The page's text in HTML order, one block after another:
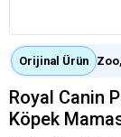
Orijinal Ürün
Royal Canin
Köpek